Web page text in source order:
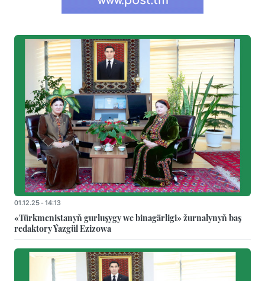
01.12.25 - 14:13
«Türkmenistanyň gurluşygy we binagärligi» žurnalynyň baş
redaktory Ýazgül Ezizowa